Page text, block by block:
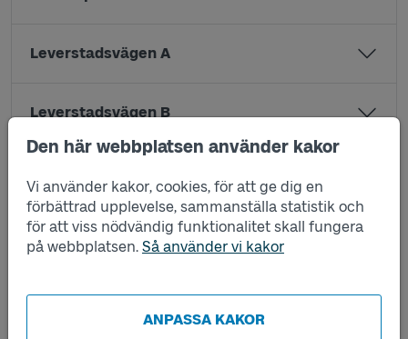
Den här webbplatsen använder kakor
Vi använder kakor, cookies, för att ge dig en
förbättrad upplevelse, sammanställa statistik och
för att viss nödvändig funktionalitet skall fungera
på webbplatsen. Så använder vi kakor
ANPASSA KAKOR
Leverstadsvägen A
Leverstadsvägen B
Lövåsen väg 26 B